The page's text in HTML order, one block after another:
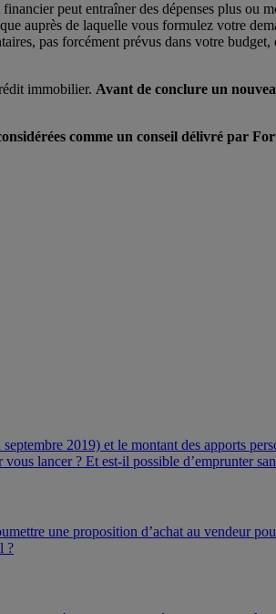
peut entraîner des dépenses plus ou
auprès de laquelle vous formulez votre
pas forcément prévus dans votre
immobilier. Avant de conclure un
comme un conseil délivré par
2019) et le montant des apports
lancer ? Et est-il possible d’emprunter
une proposition d’achat au vendeur
?